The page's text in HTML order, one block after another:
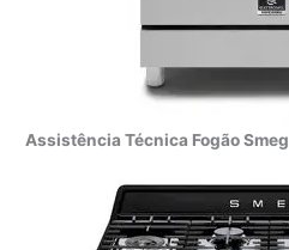
Assistência Técnica Fogão Smeg